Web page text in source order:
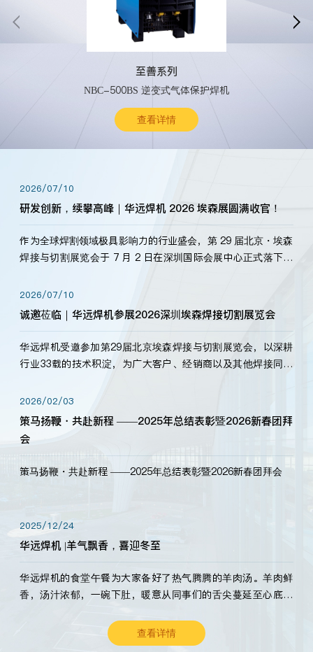
至善系列
NBC-500BS 逆变式气体保护焊机
查看详情
 
2026/07/10
研发创新，续攀高峰｜华远焊机 2026 埃森展圆满收官！
作为全球焊割领域极具影响力的行业盛会，第 29 届北京・埃森
焊接与切割展览会于 7 月 2 日在深圳国际会展中心正式落下帷
标准，持之以恒研发新产品、新技术。新老客户、行业伙伴、
海内外客户为目睹公司发布的新产…
2026/07/10
诚邀莅临｜华远焊机参展2026深圳埃森焊接切割展览会
华远焊机受邀参加第29届北京埃森焊接与切割展览会，以深耕
行业33载的技术积淀，为广大客户、经销商以及其他焊接同仁
2026/02/03
策马扬鞭・共赴新程 ——2025年总结表彰暨2026新春团拜
会
策马扬鞭・共赴新程 ——2025年总结表彰暨2026新春团拜会
2025/12/24
华远焊机 |羊气飘香，喜迎冬至
华远焊机的食堂午餐为大家备好了热气腾腾的羊肉汤。羊肉鲜
香，汤汁浓郁，一碗下肚，暖意从同事们的舌尖蔓延至心底。
查看详情